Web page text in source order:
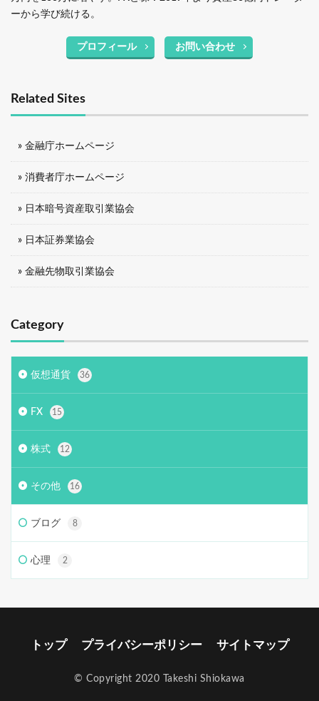
ーから学び続ける。
プロフィール お問い合わせ
Related Sites
» 金融庁ホームページ
» 消費者庁ホームページ
» 日本暗号資産取引業協会
» 日本証券業協会
» 金融先物取引業協会
Category
仮想通貨 36
FX 15
株式 12
その他 16
ブログ 8
心理 2
トップ プライバシーポリシー サイトマップ
© Copyright 2020 Takeshi Shiokawa